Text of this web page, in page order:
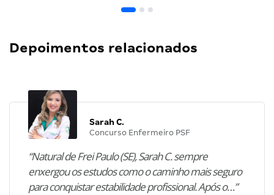
Depoimentos relacionados
Sarah C.
Concurso Enfermeiro PSF
“Natural de Frei Paulo (SE), Sarah C. sempre
enxergou os estudos como o caminho mais seguro
para conquistar estabilidade profissional. Após o…”